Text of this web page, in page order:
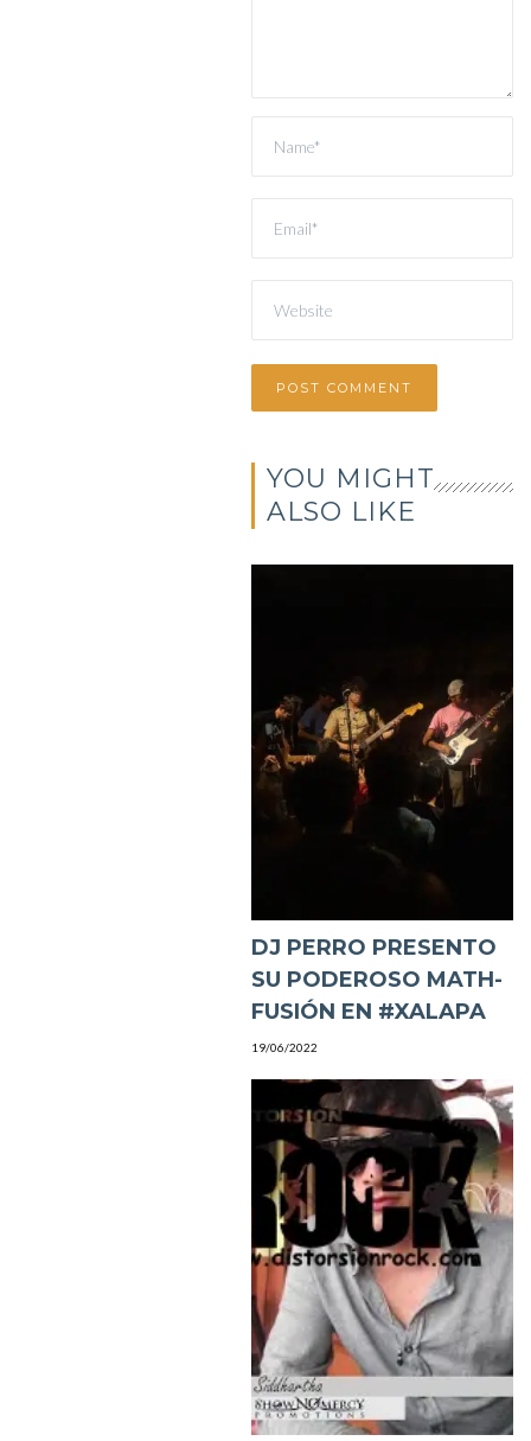
YOU MIGHT
ALSO LIKE
DJ PERRO PRESENTO
SU PODEROSO MATH-
FUSIÓN EN #XALAPA
19/06/2022